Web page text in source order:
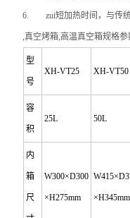
6.zui短加热时间，与传
,真空烤箱,高温真空箱规格参
型
号
XH-VT25 XH-VT50
容
积
25L 50L
内
箱
尺
W300×D300
×H275mm ×H345mm